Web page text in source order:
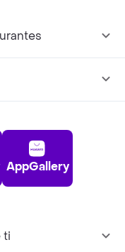
AppGallery
ti